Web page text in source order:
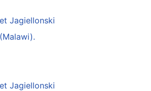
Jagiellonski
Jagiellonski